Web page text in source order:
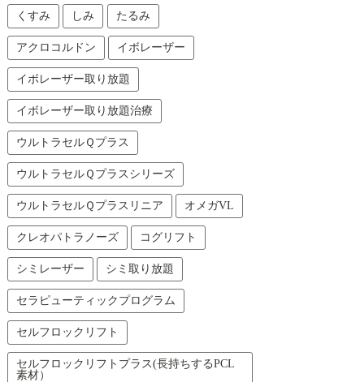
くすみ しみ たるみ
アクロコルドン イボレーザー
イボレーザー取り放題
イボレーザー取り放題治療
ウルトラセルＱプラス
ウルトラセルＱプラスシリーズ
ウルトラセルＱプラスリニア オメガVL
クレオパトラノーズ コグリフト
シミレーザー シミ取り放題
セラピューティックプログラム
セルフロックリフト
セルフロックリフトプラス(長持ちするPCL
素材）